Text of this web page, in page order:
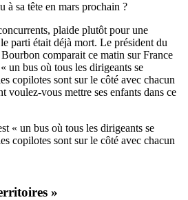
à sa tête en mars prochain ?
plaide plutôt pour une
parti était déjà mort. Le président du
comparait ce matin sur France
un bus où tous les dirigeants se
copilotes sont sur le côté avec chacun
voulez-vous mettre ses enfants dans ce
« un bus où tous les dirigeants se
copilotes sont sur le côté avec chacun
»